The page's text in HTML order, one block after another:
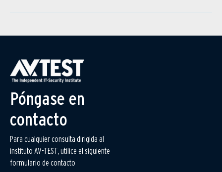
Póngase en
contacto
Para cualquier consulta dirigida al
instituto AV-TEST, utilice el siguiente
formulario de contacto